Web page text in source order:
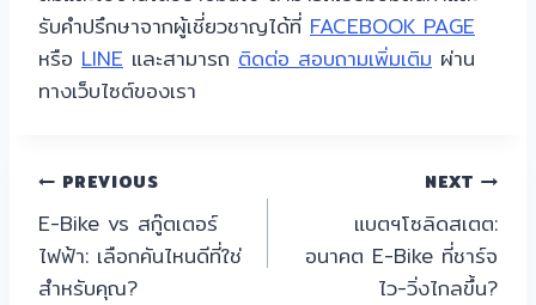
รับคำปรึกษาจากผู้เชี่ยวชาญได้ที่ FACEBOOK PAGE
หรือ LINE และสามารถ ติดต่อ สอบถามเพิ่มเติม ผ่าน
ทางเว็บไซต์ของเรา
แนะแนว
เรื่อง
PREVIOUS
E-Bike vs สกู๊ตเตอร์
ไฟฟ้า: เลือกคันไหนดีที่ใช่
สำหรับคุณ?
NEXT
แบตฯโซลิดสเตต:
อนาคต E-Bike ที่ชาร์จ
ไว-วิ่งไกลขึ้น?